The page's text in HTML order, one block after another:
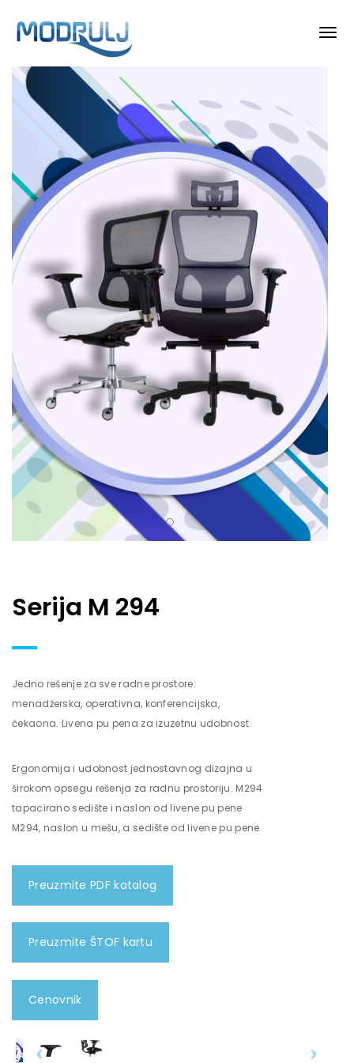
Serija M 294
Jedno rešenje za sve radne prostore:
menadžerska, operativna, konferencijska,
čekaona. Livena pu pena za izuzetnu udobnost.
Ergonomija i udobnost jednostavnog dizajna u
širokom opsegu rešenja za radnu prostoriju. M294
tapacirano sedište i naslon od livene pu pene
M294, naslon u mešu, a sedište od livene pu pene.
Preuzmite PDF katalog
Preuzmite ŠTOF kartu
Cenovnik